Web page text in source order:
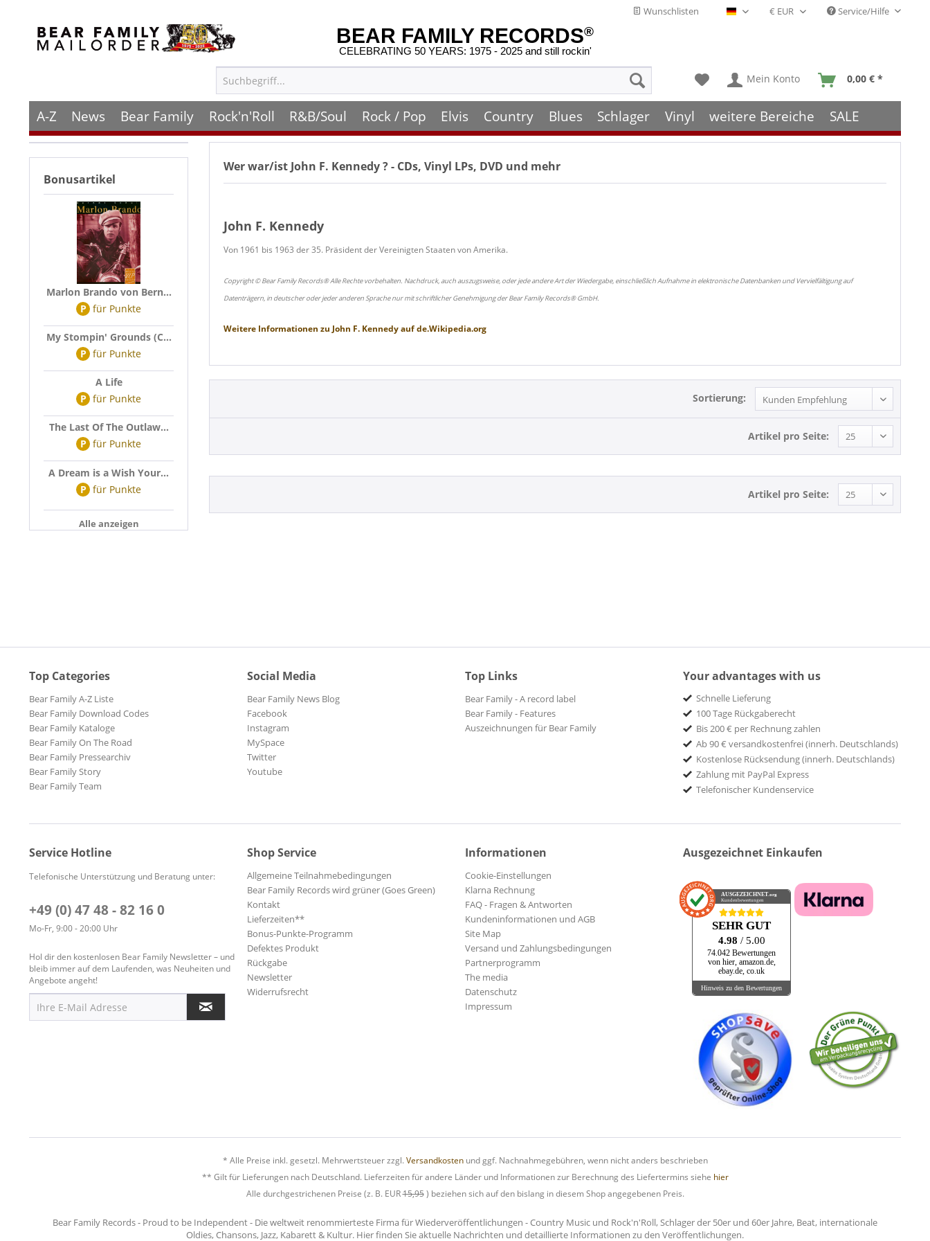
Wunschlisten Deutsch - DE Service/Hilfe
BEAR FAMILY RECORDS®
CELEBRATING 50 YEARS: 1975 - 2025 and still rockin'
Mein Konto 0,00 € *
A-Z News Bear Family Rock'n'Roll R&B/Soul Rock / Pop Elvis Country Blues Schlager Vinyl weitere Bereiche SALE
Bonusartikel
Marlon Brando von Bern...
P für Punkte
My Stompin' Grounds (C...
P für Punkte
A Life
P für Punkte
The Last Of The Outlaw...
P für Punkte
A Dream is a Wish Your...
P für Punkte
Alle anzeigen
Wer war/ist John F. Kennedy? - CDs, Vinyl LPs, DVD und mehr
John F. Kennedy
Von 1961 bis 1963 der 35. Präsident der Vereinigten Staaten von Amerika.
Copyright © Bear Family Records® Alle Rechte vorbehalten. Nachdruck, auch auszugsweise, oder jede andere Art der Wiedergabe, einschließlich Aufnahme in elektronische Datenbanken und Vervielfältigung auf
Datenträgern, in deutscher oder jeder anderen Sprache nur mit schriftlicher Genehmigung der Bear Family Records® GmbH.
Weitere Informationen zu John F. Kennedyaufde.Wikipedia.org
Sortierung:
Artikel pro Seite:
Artikel pro Seite:
Top Categories
Bear Family A-Z Liste
Bear Family Download Codes
Bear Family Kataloge
Bear Family On The Road
Bear Family Pressearchiv
Bear Family Story
Bear Family Team
Social Media
Bear Family News Blog
Facebook
Instagram
MySpace
Twitter
Youtube
Top Links
Bear Family - A record label
Bear Family - Features
Auszeichnungen für Bear Family
Your advantages with us
Schnelle Lieferung
100 Tage Rückgaberecht
Bis 200 € per Rechnung zahlen
Ab 90 € versandkostenfrei (innerh. Deutschlands)
Kostenlose Rücksendung (innerh. Deutschlands)
Zahlung mit PayPal Express
Telefonischer Kundenservice
Service Hotline
Telefonische Unterstützung und Beratung unter:
+49 (0) 47 48 - 82 16 0
Mo-Fr, 9:00 - 20:00 Uhr
Hol dir den kostenlosen Bear Family Newsletter – und
bleib immer auf dem Laufenden, was Neuheiten und
Angebote angeht!
Shop Service
Allgemeine Teilnahmebedingungen
Bear Family Records wird grüner (Goes Green)
Kontakt
Lieferzeiten**
Bonus-Punkte-Programm
Defektes Produkt
Rückgabe
Newsletter
Widerrufsrecht
Informationen
Cookie-Einstellungen
Klarna Rechnung
FAQ - Fragen & Antworten
Kundeninformationen und AGB
Site Map
Versand und Zahlungsbedingungen
Partnerprogramm
The media
Datenschutz
Impressum
Ausgezeichnet Einkaufen
AUSGEZEICHNET.org
Kundenbewertungen
SEHR GUT
4.98 / 5.00
74.042 Bewertungen
von hier, amazon.de,
ebay.de, co.uk
Hinweis zu den Bewertungen
* Alle Preise inkl. gesetzl. Mehrwertsteuer zzgl. Versandkostenund ggf. Nachnahmegebühren, wenn nicht anders beschrieben
** Gilt für Lieferungen nach Deutschland. Lieferzeiten für andere Länder und Informationen zur Berechnung des Liefertermins siehe hier
Alle durchgestrichenen Preise (z. B. EUR15,95) beziehen sich auf den bislang in diesem Shop angegebenen Preis.
Bear Family Records - Proud to be Independent - Die weltweit renommierteste Firma für Wiederveröffentlichungen - Country Music und Rock'n'Roll, Schlager der 50er und 60er Jahre, Beat, internationale
Oldies, Chansons, Jazz, Kabarett & Kultur. Hier finden Sie aktuelle Nachrichten und detaillierte Informationen zu den Veröffentlichungen.